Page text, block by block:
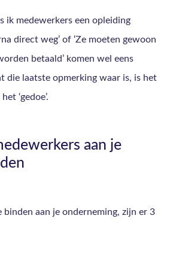
ik medewerkers een opleiding
direct weg’ of ‘Ze moeten gewoon
betaald’ komen wel eens
die laatste opmerking waar is, is het
‘gedoe’.
aan je
binden aan je onderneming, zijn er 3